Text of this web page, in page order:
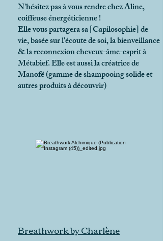
N'hésitez pas à vous rendre chez Aline,
coiffeuse énergéticienne !
Elle vous partagera sa [Capilosophie] de
vie, basée sur l'écoute de soi, la bienveillance
& la reconnexion cheveux-âme-esprit à
Métabief. Elle est aussi la créatrice de
Manofë (gamme de shampooing solide et
autres produits à découvrir)
Breathwork by Charlène